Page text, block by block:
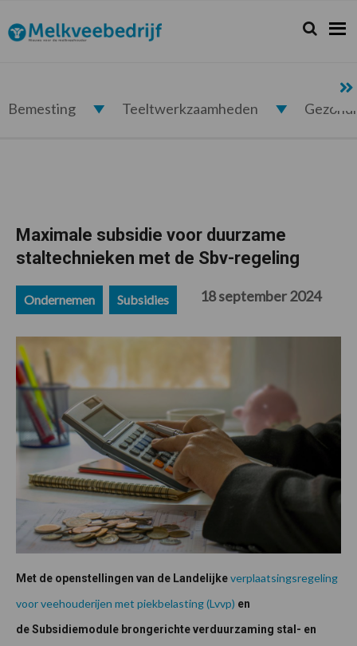
de
hoofdnavigatie
de
hoofd
de
eerste
de
voettekst
Melkveebedrijf.nl Zoeken...
Zoek
Bemesting Teeltwerkzaamheden
Maximale subsidie voor duurzame
staltechnieken met de Sbv-regeling
Ondernemen Subsidies 18 september 2024
Met de openstellingen van de Landelijkeverplaatsingsregeling
voor veehouderijen met piekbelasting (Lvvp) en
de Subsidiemodule brongerichte verduurzaming stal- en